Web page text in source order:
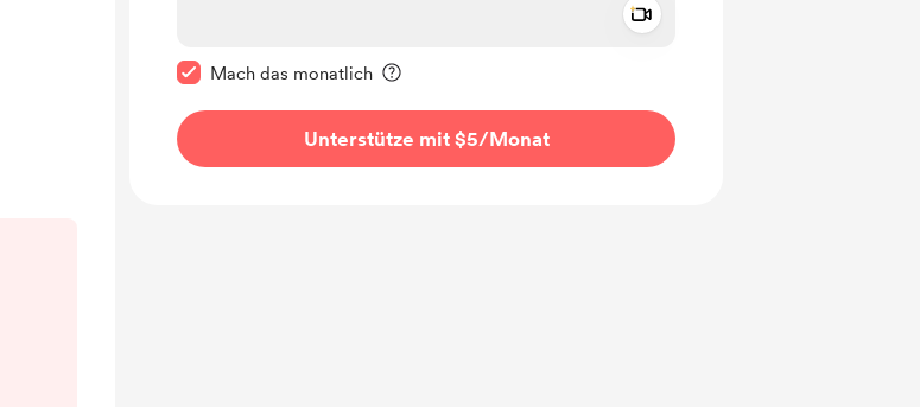
Mach das monatlich
Unterstütze mit $5/Monat